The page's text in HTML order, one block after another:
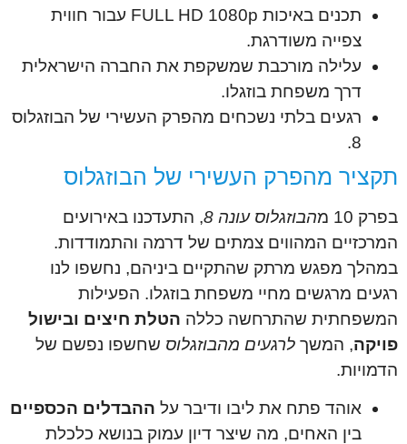
תכנים באיכות FULL HD 1080p עבור חווית
צפייה משודרגת.
עלילה מורכבת שמשקפת את החברה הישראלית
דרך משפחת בוזגלו.
רגעים בלתי נשכחים מהפרק העשירי של הבוזגלוס
8.
תקציר מהפרק העשירי של הבוזגלוס
בפרק 10 מ הבוזגלוס עונה 8
, התעדכנו באירועים
המרכזיים המהווים צמתים של דרמה והתמודדות.
במהלך מפגש מרתק שהתקיים ביניהם, נחשפו לנו
רגעים מרגשים מחיי משפחת בוזגלו. הפעילות
המשפחתית שהתרחשה כללה הטלת חיצים ובישול
פויקה, המשך לרגעים מהבוזגלוס שחשפו נפשם של
הדמויות.
אוהד פתח את ליבו ודיבר על ההבדלים הכספיים
בין האחים, מה שיצר דיון עמוק בנושא כלכלת